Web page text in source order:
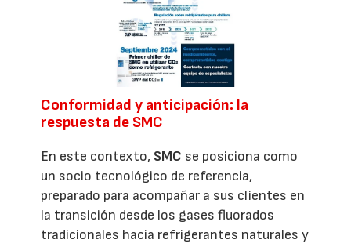
Conformidad y anticipación: la
respuesta de SMC
En este contexto, SMC se posiciona como
un socio tecnológico de referencia,
preparado para acompañar a sus clientes en
la transición desde los gases fluorados
tradicionales hacia refrigerantes naturales y